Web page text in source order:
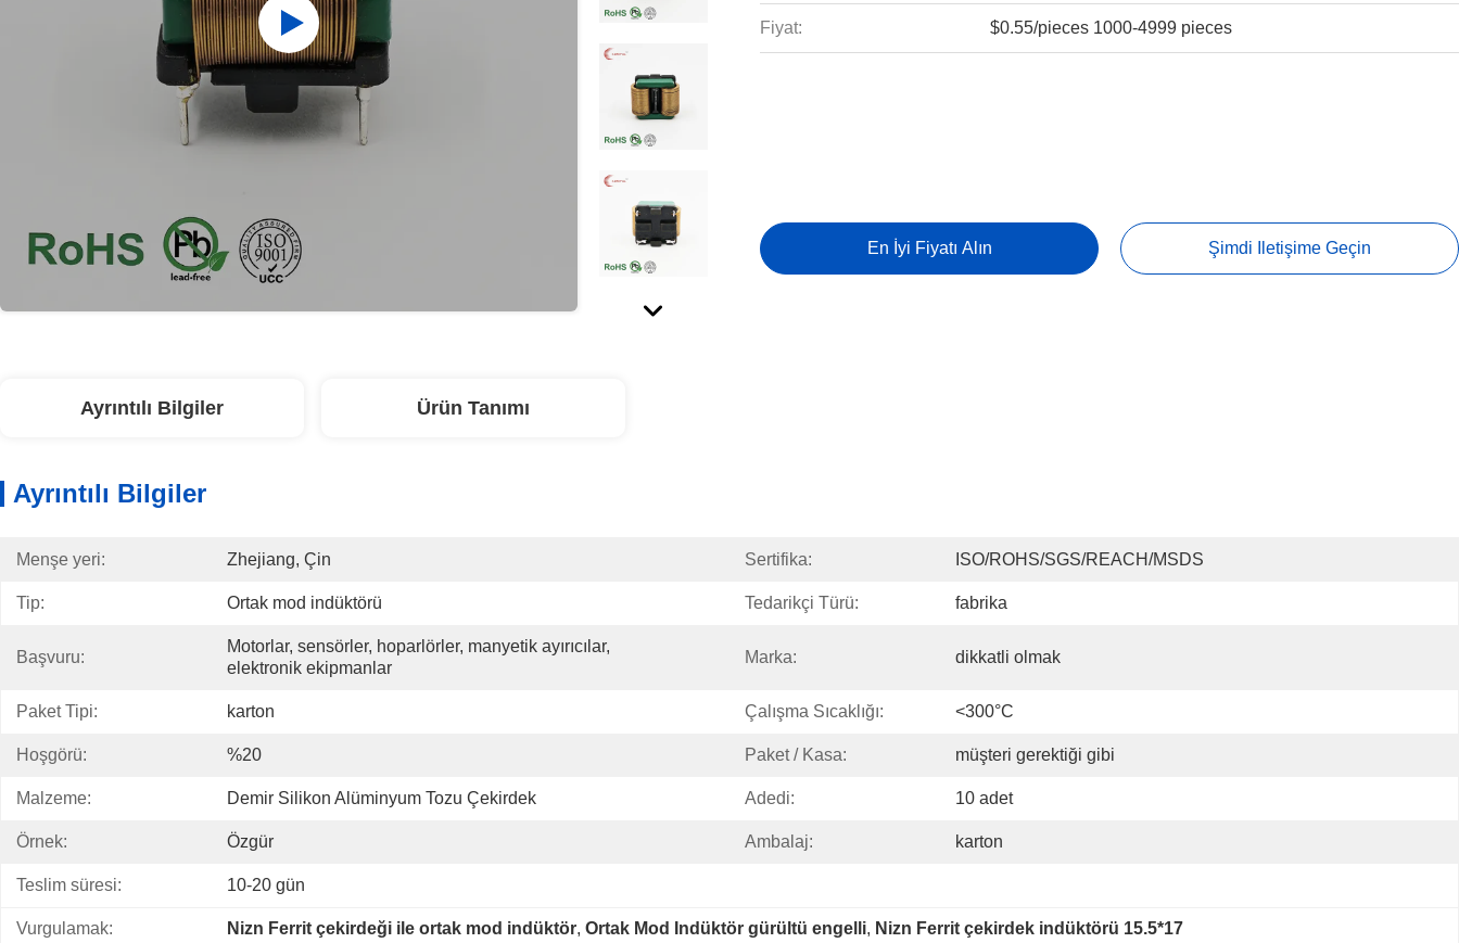
Fiyat: $0.55/pieces 1000-4999 pieces
En İyi Fiyatı Alın Şimdi Iletişime Geçin
Ayrıntılı Bilgiler Ürün Tanımı
Ayrıntılı Bilgiler
Menşe yeri: Zhejiang, Çin Sertifika: ISO/ROHS/SGS/REACH/MSDS
Tip: Ortak mod indüktörü Tedarikçi Türü: fabrika
Başvuru:
Motorlar, sensörler, hoparlörler, manyetik ayırıcılar,
elektronik ekipmanlar
Marka: dikkatli olmak
Paket Tipi: karton Çalışma Sıcaklığı: <300°C
Hoşgörü: %20 Paket / Kasa: müşteri gerektiği gibi
Malzeme: Demir Silikon Alüminyum Tozu Çekirdek Adedi: 10 adet
Örnek: Özgür Ambalaj: karton
Teslim süresi: 10-20 gün
Vurgulamak: Nizn Ferrit çekirdeği ile ortak mod indüktör, Ortak Mod Indüktör gürültü engelli, Nizn Ferrit çekirdek indüktörü 15.5*17